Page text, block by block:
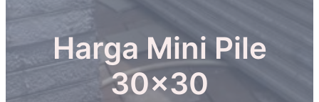
Harga Mini Pile
30×30